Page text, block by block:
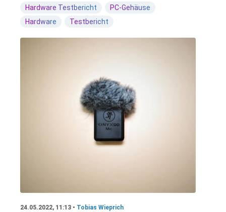
Hardware Testbericht
PC-Gehäuse
Hardware
Testbericht
24.05.2022, 11:13 • Tobias Wieprich